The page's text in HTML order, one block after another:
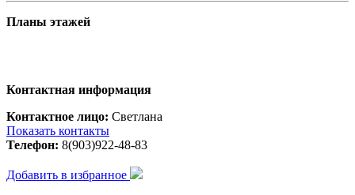
Планы этажей
Контактная информация
Контактное лицо: Светлана
Показать контакты
Телефон: 8(903)922-48-83
Добавить в избранное